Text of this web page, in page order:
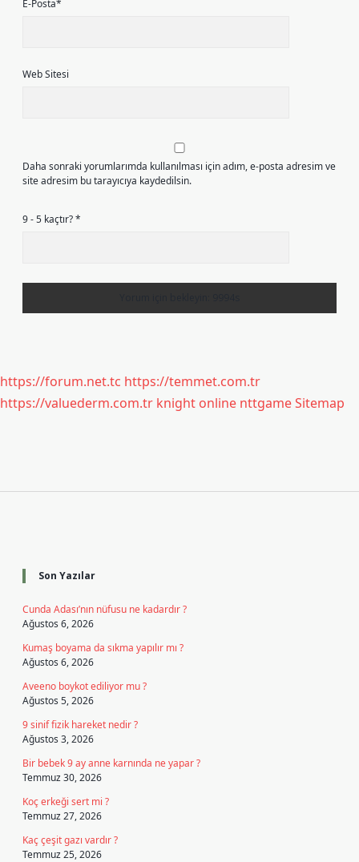
E-Posta*
Web Sitesi
Daha sonraki yorumlarımda kullanılması için adım, e-posta adresim ve
site adresim bu tarayıcıya kaydedilsin.
9 - 5 kaçtır?*
https://forum.net.tc https://temmet.com.tr
https://valuederm.com.tr knight online nttgameSitemap
Son Yazılar
Cunda Adası’nın nüfusu ne kadardır ?
Ağustos 6, 2026
Kumaş boyama da sıkma yapılır mı ?
Ağustos 6, 2026
Aveeno boykot ediliyor mu ?
Ağustos 5, 2026
9 sinif fizik hareket nedir ?
Ağustos 3, 2026
Bir bebek 9 ay anne karnında ne yapar ?
Temmuz 30, 2026
Koç erkeği sert mi ?
Temmuz 27, 2026
Kaç çeşit gazı vardır ?
Temmuz 25, 2026